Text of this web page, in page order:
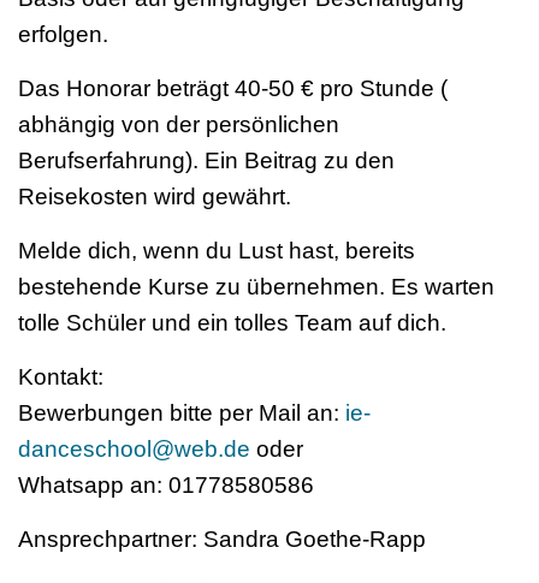
erfolgen.
Das Honorar beträgt 40-50 € pro Stunde (
abhängig von der persönlichen
Berufserfahrung). Ein Beitrag zu den
Reisekosten wird gewährt.
Melde dich, wenn du Lust hast, bereits
bestehende Kurse zu übernehmen. Es warten
tolle Schüler und ein tolles Team auf dich.
Kontakt:
Bewerbungen bitte per Mail an: ie-
danceschool@web.de oder
Whatsapp an: 01778580586
Ansprechpartner: Sandra Goethe-Rapp